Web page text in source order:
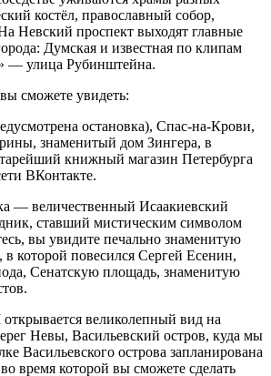
костёл, православный собор,
Невский проспект выходят главные
Думская и известная по клипам
— улица Рубинштейна.
сможете увидеть:
остановка), Спас-на-Крови,
знаменитый дом Зингера, в
книжный магазин Петербурга
ВКонтакте.
— величественный Исаакиевский
ставший мистическим символом
вы увидите печально знаменитую
в которой повесился Сергей Есенин,
Сенатскую площадь, знаменитую
великолепный вид на
Невы, Васильевский остров, куда мы
Васильевского острова запланирована
время которой вы сможете сделать